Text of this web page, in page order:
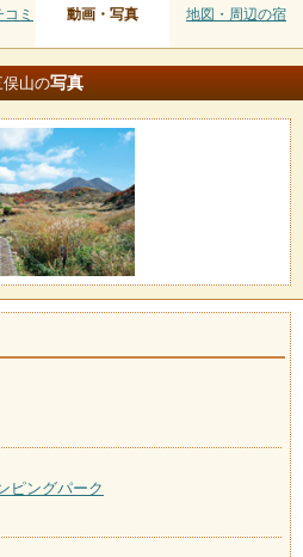
ミ 動画・写真 地図・周辺の宿
俣山の写真
ピングパーク